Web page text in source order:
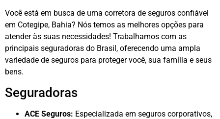
Você está em busca de uma corretora de seguros confiável
em Cotegipe, Bahia? Nós temos as melhores opções para
atender às suas necessidades! Trabalhamos com as
principais seguradoras do Brasil, oferecendo uma ampla
variedade de seguros para proteger você, sua família e seus
bens.
Seguradoras
ACE Seguros: Especializada em seguros corporativos,